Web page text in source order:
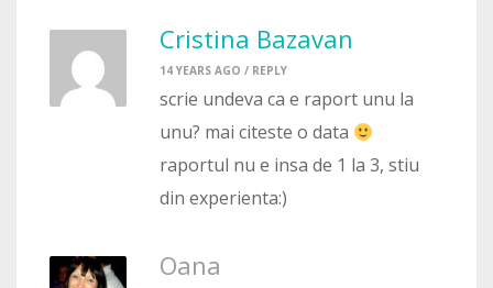
Cristina Bazavan
14 YEARS AGO / REPLY
scrie undeva ca e raport unu la
unu? mai citeste o data
raportul nu e insa de 1 la 3, stiu
din experienta:)
Oana